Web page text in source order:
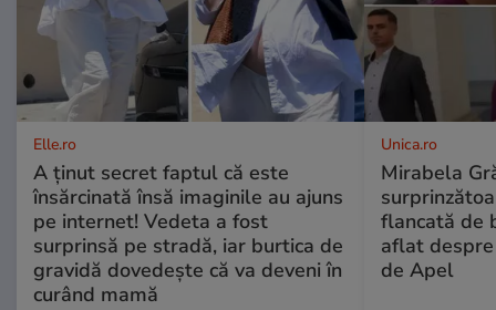
Elle.ro
A ținut secret faptul că este
însărcinată însă imaginile au ajuns
pe internet! Vedeta a fost
surprinsă pe stradă, iar burtica de
gravidă dovedește că va deveni în
curând mamă
Unica.ro
Mirabela
flancată de
aflat
de Apel